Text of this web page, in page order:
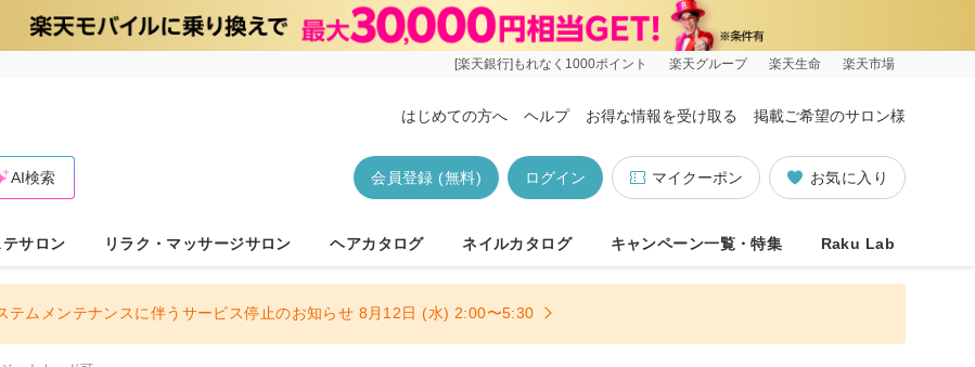
[楽天銀行]もれなく1000ポイント 楽天グループ 楽天生命 楽天市場
はじめての方へ ヘルプ お得な情報を受け取る 掲載ご希望のサロン様
お気に入り
マイクーポン
ログイン
会員登録 (無料)
AI検索
テサロン リラク・マッサージサロン ヘアカタログ ネイルカタログ キャンペーン一覧・特集 Raku Lab
テムメンテナンスに伴うサービス停止のお知らせ 8月12日 (水) 2:00〜5:30